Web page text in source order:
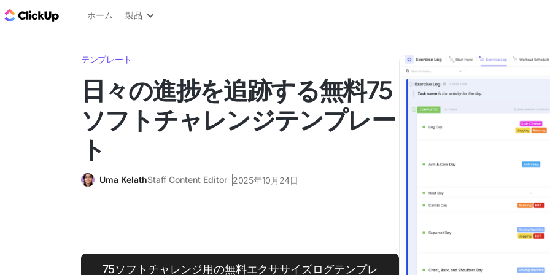
ClickUp ブログ
ホーム 製品
テンプレート
日々の進捗を追跡する無料75
ソフトチャレンジテンプレー
ト
Uma KelathStaff Content Editor 2025年10月24日
75ソフトチャレンジ用の無料エクササイズログテンプレ